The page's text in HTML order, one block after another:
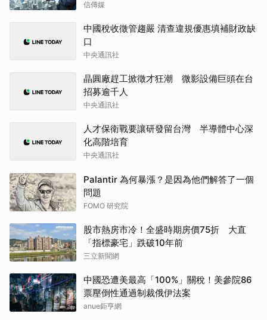
信傳媒
中國稅收徵管趨嚴 清查違規優惠填補財政缺
口
中央通訊社
晶圓廠趕工掀徵才狂潮 微影設備巨頭在台
招募逾千人
中央通訊社
人才保衛戰要讓研發留台灣 半導體中心深
化高階培育
中央通訊社
Palantir 為何暴漲？是因為他們解答了一個
問題
FOMO 研究院
股市熱房市冷！全盛時期房價75折 大直
「指標豪宅」跌破10年前
三立新聞網
中國恐遭美最高「100%」關稅！美參院86
票壓倒性通過制裁俄伊法案
anue鉅亨網